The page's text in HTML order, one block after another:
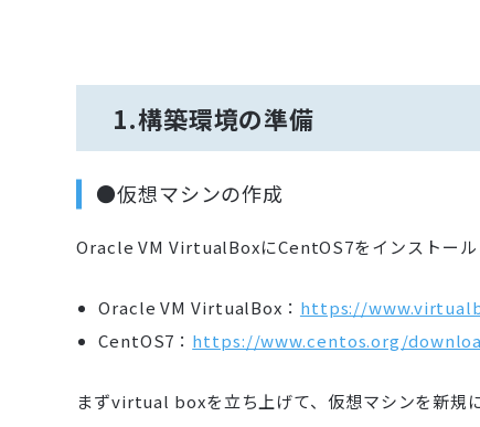
1.構築環境の準備
●仮想マシンの作成
Oracle VM VirtualBoxにCentOS7をインストール
Oracle VM VirtualBox： https://
CentOS7： https://www.centos.org/
まずvirtual boxを立ち上げて、仮想マシンを新規